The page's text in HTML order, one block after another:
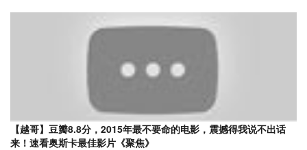
【越哥】豆瓣8.8分，2015年最不要命的电影，震撼得我说不出话
来！速看奥斯卡最佳影片《聚焦》